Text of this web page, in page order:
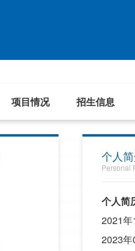
项目情况 招生信息
个人
Personal
个人简
2021
2023